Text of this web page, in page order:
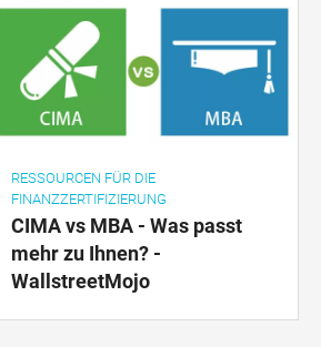
RESSOURCEN FÜR DIE
FINANZZERTIFIZIERUNG
CIMA vs MBA - Was passt
mehr zu Ihnen? -
WallstreetMojo